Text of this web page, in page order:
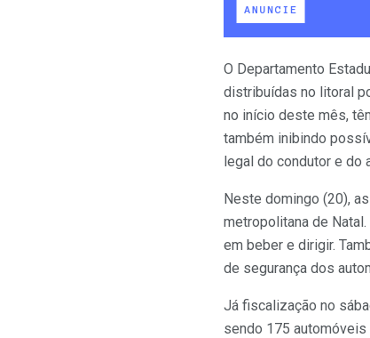
O Departamento
distribuídas no litoral
no início deste mês,
também inibindo
legal do condutor e do
Neste domingo (20),
metropolitana de
em beber e dirigir.
de segurança dos
Já fiscalização no
sendo 175